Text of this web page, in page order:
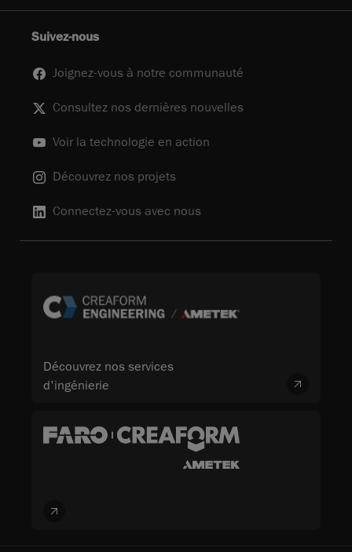
Suivez-nous
Joignez-vous à notre communauté
Consultez nos dernières nouvelles
Voir la technologie en action
Découvrez nos projets
Connectez-vous avec nous
Découvrez nos services
d'ingénierie